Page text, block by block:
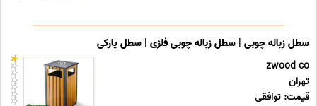
سطل زباله چوبی | سطل زباله چوبی فلزی | سطل پارکی
zwood co
تهران
قیمت: توافقی